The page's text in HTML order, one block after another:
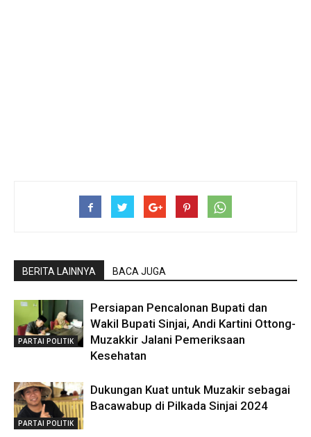
BERITA LAINNYA BACA JUGA
PARTAI POLITIK
Persiapan Pencalonan Bupati dan
Wakil Bupati Sinjai, Andi Kartini Ottong-
Muzakkir Jalani Pemeriksaan
Kesehatan
PARTAI POLITIK
Dukungan Kuat untuk Muzakir sebagai
Bacawabup di Pilkada Sinjai 2024